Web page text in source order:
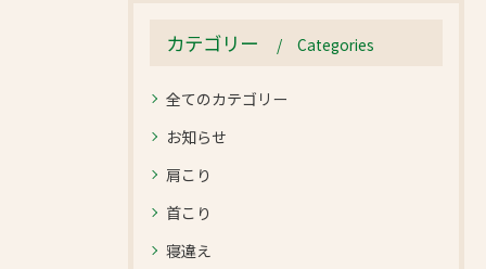
カテゴリー Categories
全てのカテゴリー
お知らせ
肩こり
首こり
寝違え